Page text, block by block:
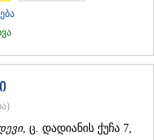
)
, ც. დადიანის ქუჩა 7,